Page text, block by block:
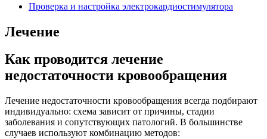
Проверка и настройка электрокардиостимулятора
Лечение
Как проводится лечение
недостаточности кровообращения
Лечение недостаточности кровообращения всегда подбирают
индивидуально: схема зависит от причины, стадии
заболевания и сопутствующих патологий. В большинстве
случаев используют комбинацию методов: